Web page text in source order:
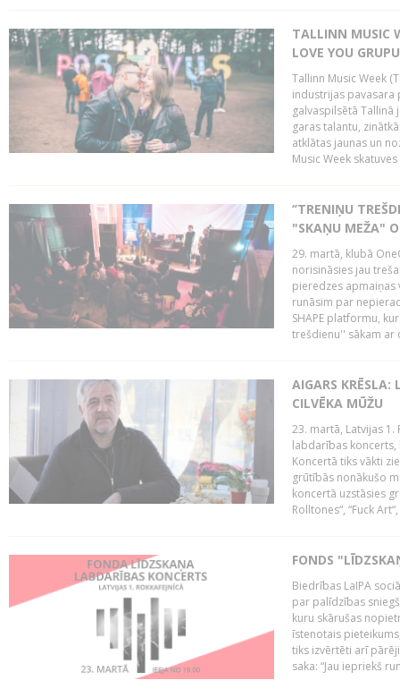
TALLINN MUSIC
LOVE YOU
Tallinn Music Week
industrijas pavasara
galvaspilsētā Tallinā
garas talantu,
atklātas jaunas un
Music Week
‘’TRENIŅU
"SKAŅU MEŽA"
29. martā, klubā
norisināsies jau
pieredzes apmaiņas
runāsim par
SHAPE platformu,
trešdienu'' sākam ar
AIGARS KRĒSLA:
CILVĒKA MŪŽU
23. martā, Latvijas 1.
labdarības koncerts,
Koncertā tiks vākti
grūtībās nonākušo
koncertā uzstāsies
Rolltones“, “Fuck
FONDS
Biedrības LaIPA
par palīdzības
kuru skārušas
īstenotais
tiks izvērtēti arī
saka: “Jau iepriekš